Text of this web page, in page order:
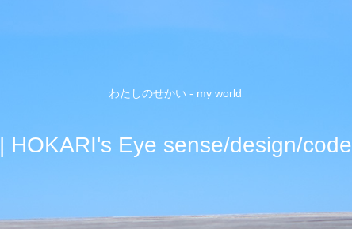
わたしのせかい - my world
| HOKARI's Eye sense/design/code